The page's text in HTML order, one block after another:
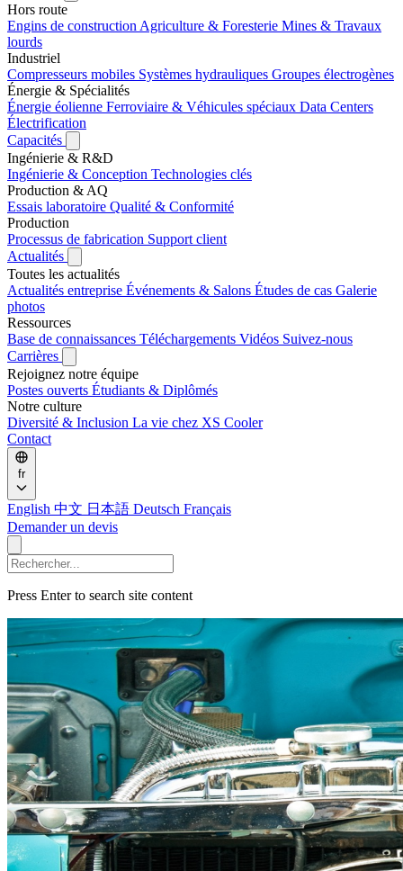
Hors route
Engins de construction Agriculture & Foresterie Mines & Travaux
lourds
Industriel
Compresseurs mobiles Systèmes hydrauliques Groupes électrogènes
Énergie & Spécialités
Énergie éolienne Ferroviaire & Véhicules spéciaux Data Centers
Électrification
Capacités
Ingénierie & R&D
Ingénierie & Conception Technologies clés
Production & AQ
Essais laboratoire Qualité & Conformité
Production
Processus de fabrication Support client
Actualités
Toutes les actualités
Actualités entreprise Événements & Salons Études de cas Galerie
photos
Ressources
Base de connaissances Téléchargements Vidéos Suivez-nous
Carrières
Rejoignez notre équipe
Postes ouverts Étudiants & Diplômés
Notre culture
Diversité & Inclusion La vie chez XS Cooler
Contact
fr
English 中文 日本語 Deutsch Français
Demander un devis
Press Enter to search site content